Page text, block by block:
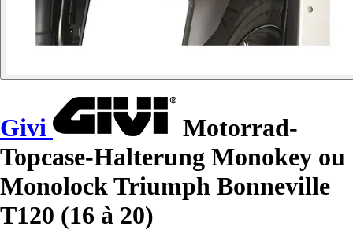
Givi
Motorrad-
Topcase-Halterung Monokey ou
Monolock Triumph Bonneville
T120 (16 à 20)